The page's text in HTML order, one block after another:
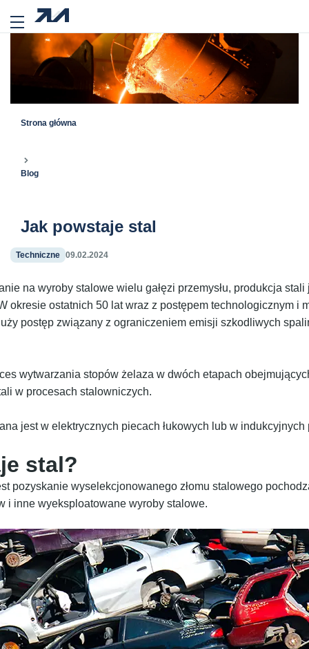
Strona główna
Blog
Jak powstaje stal
Techniczne 09.02.2024
na wyroby stalowe wielu gałęzi przemysłu, produkcja
okresie ostatnich 50 lat wraz z postępem technologicznym i
postęp związany z ograniczeniem emisji szkodliwych
wytwarzania stopów żelaza w dwóch etapach
w procesach stalowniczych.
jest w elektrycznych piecach łukowych lub w
stal?
pozyskanie wyselekcjonowanego złomu stalowego
i inne wyeksploatowane wyroby stalowe.